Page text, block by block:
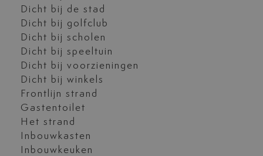
Dicht bij de stad
Dicht bij golfclub
Dicht bij scholen
Dicht bij speeltuin
Dicht bij voorzieningen
Dicht bij winkels
Frontlijn strand
Gastentoilet
Het strand
Inbouwkasten
Inbouwkeuken